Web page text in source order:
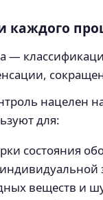
каждого
—
нацелен
для:
состояния
веществ и